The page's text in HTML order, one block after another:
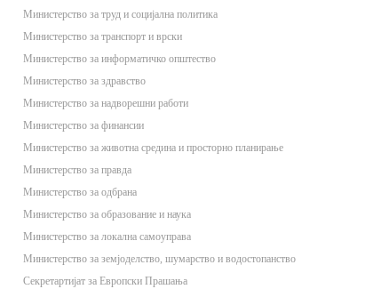
Министерство за труд и социјална политика
Министерство за транспорт и врски
Министерство за информатичко општество
Министерство за здравство
Министерство за надворешни работи
Министерство за финансии
Министерство за животна средина и просторно планирање
Министерство за правда
Министерство за одбрана
Министерство за образование и наука
Министерство за локална самоуправа
Министерство за земјоделство, шумарство и водостопанство
Секретартијат за Европски Прашања